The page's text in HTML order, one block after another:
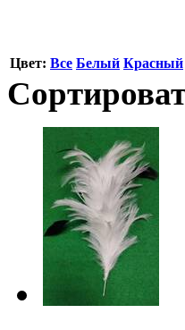
Цвет: Все Белый Красный